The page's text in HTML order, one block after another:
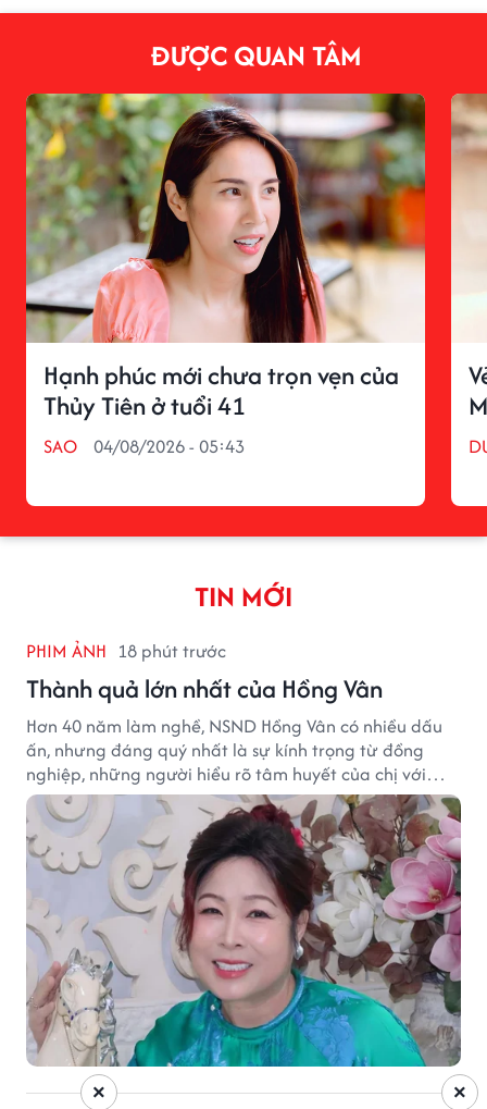
ĐƯỢC QUAN TÂM
Hạnh phúc mới chưa trọn vẹn của
Thủy Tiên ở tuổi 41
SAO 04/08/2026 - 05:43
TIN MỚI
PHIM ẢNH 18 phút trước
Thành quả lớn nhất của Hồng Vân
Hơn 40 năm làm nghề, NSND Hồng Vân có nhiều dấu
ấn, nhưng đáng quý nhất là sự kính trọng từ đồng
nghiệp, những người hiểu rõ tâm huyết của chị với
nghệ thuật.
×
×